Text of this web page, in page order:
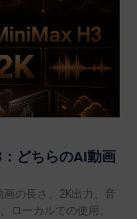
どちらのAI動画
の長さ、2K出力、音
ローカルでの使用、